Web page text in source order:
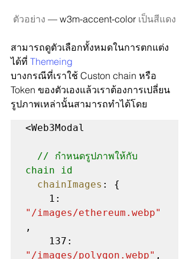
ตัวอย่าง — w3m-accent-color เป็นสีแดง
สามารถดูตัวเลือกทั้งหมดในการตกแต่ง
ได้ที่ Themeing
บางกรณีที่เราใช้ Custon chain หรือ
Token ของตัวเองแล้วเราต้องการเปลี่ยน
รูปภาพเหล่านั้นสามารถทำได้โดย
<Web3Modal
// กำหนดรูปภาพให้กับ
chain id
chainImages : {
"/images/ethereum.webp"
,
"/images/polygon.webp" ,